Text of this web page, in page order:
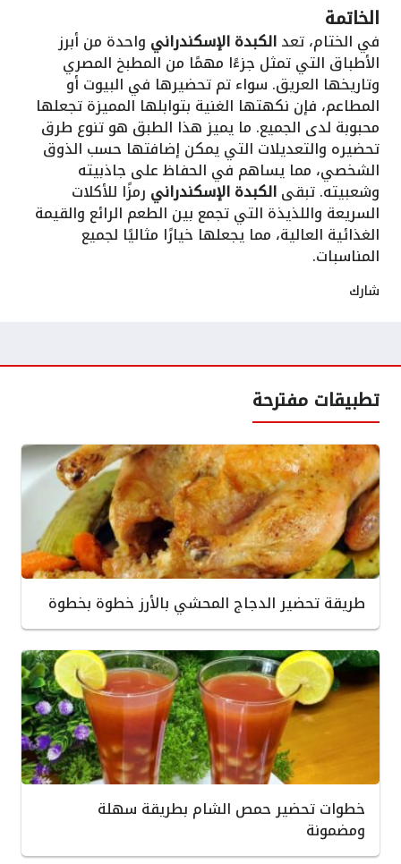
الخاتمة
في الختام، تعدالكبدة الإسكندراني واحدة من أبرز
الأطباق التي تمثل جزءًا مهمًا من المطبخ المصري
وتاريخها العريق. سواء تم تحضيرها في البيوت أو
المطاعم، فإن نكهتها الغنية بتوابلها المميزة تجعلها
محبوبة لدى الجميع. ما يميز هذا الطبق هو تنوع طرق
تحضيره والتعديلات التي يمكن إضافتها حسب الذوق
الشخصي، مما يساهم في الحفاظ على جاذبيته
وشعبيته. تبقىالكبدة الإسكندراني رمزًا للأكلات
السريعة واللذيذة التي تجمع بين الطعم الرائع والقيمة
الغذائية العالية، مما يجعلها خيارًا مثاليًا لجميع
المناسبات.
شارك
تطبيقات مفترحة
طريقة تحضير الدجاج المحشي بالأرز خطوة بخطوة
خطوات تحضير حمص الشام بطريقة سهلة
ومضمونة